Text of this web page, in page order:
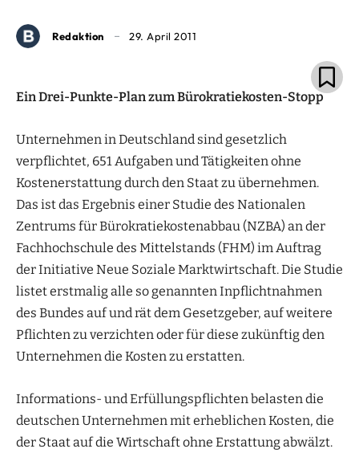
Redaktion 29. April 2011
Ein Drei-Punkte-Plan zum Bürokratiekosten-Stopp
Unternehmen in Deutschland sind gesetzlich
verpflichtet, 651 Aufgaben und Tätigkeiten ohne
Kostenerstattung durch den Staat zu übernehmen.
Das ist das Ergebnis einer Studie des Nationalen
Zentrums für Bürokratiekostenabbau (NZBA) an der
Fachhochschule des Mittelstands (FHM) im Auftrag
der Initiative Neue Soziale Marktwirtschaft. Die Studie
listet erstmalig alle so genannten Inpflichtnahmen
des Bundes auf und rät dem Gesetzgeber, auf weitere
Pflichten zu verzichten oder für diese zukünftig den
Unternehmen die Kosten zu erstatten.
Informations- und Erfüllungspflichten belasten die
deutschen Unternehmen mit erheblichen Kosten, die
der Staat auf die Wirtschaft ohne Erstattung abwälzt.